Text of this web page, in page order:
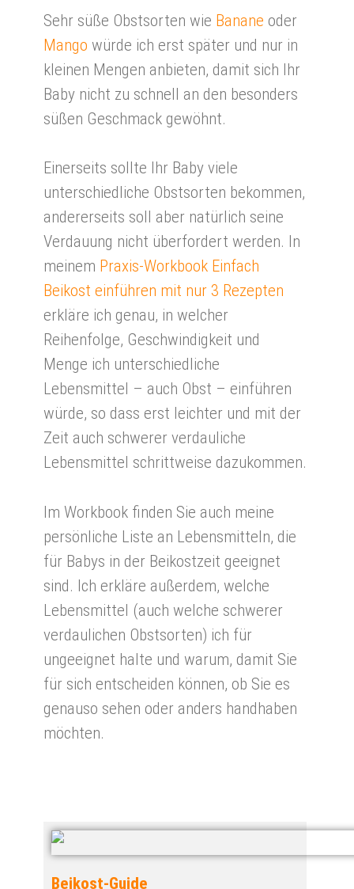
Sehr süße Obstsorten wie Banane oder
Mango würde ich erst später und nur in
kleinen Mengen anbieten, damit sich Ihr
Baby nicht zu schnell an den besonders
süßen Geschmack gewöhnt.
Einerseits sollte Ihr Baby viele
unterschiedliche Obstsorten bekommen,
andererseits soll aber natürlich seine
Verdauung nicht überfordert werden. In
meinem Praxis-Workbook Einfach
Beikost einführen mit nur 3 Rezepten
erkläre ich genau, in welcher
Reihenfolge, Geschwindigkeit und
Menge ich unterschiedliche
Lebensmittel – auch Obst – einführen
würde, so dass erst leichter und mit der
Zeit auch schwerer verdauliche
Lebensmittel schrittweise dazukommen.
Im Workbook finden Sie auch meine
persönliche Liste an Lebensmitteln, die
für Babys in der Beikostzeit geeignet
sind. Ich erkläre außerdem, welche
Lebensmittel (auch welche schwerer
verdaulichen Obstsorten) ich für
ungeeignet halte und warum, damit Sie
für sich entscheiden können, ob Sie es
genauso sehen oder anders handhaben
möchten.
Beikost-Guide